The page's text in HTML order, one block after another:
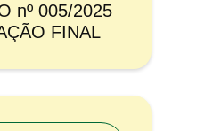
nº 005/2025
FINAL